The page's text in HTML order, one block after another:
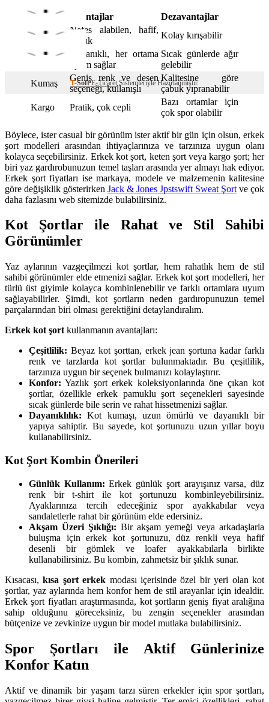
Malzeme Avantajlar
Dezavantajlar
Keten
Nefes alabilen, hafif,
yazlık
Kolay kırışabilir
Denim
Dayanıklı, her ortama
uyum sağlar
Sıcak günlerde ağır
gelebilir
Kumaş
Geniş renk ve desen
seçeneği, kullanışlı
Kalitesine göre
çabuk yıpranabilir
Kargo
Pratik, çok cepli
Bazı ortamlar için
çok spor olabilir
Böylece, ister casual bir görünüm ister aktif bir gün için olsun, erkek
şort modelleri arasından ihtiyaçlarınıza ve tarzınıza uygun olanı
kolayca seçebilirsiniz. Erkek kot şort, keten şort veya kargo şort; her
biri yaz gardırobunuzun temel taşları arasında yer almayı hak ediyor.
Erkek şort fiyatları ise markaya, modele ve malzemenin kalitesine
göre değişiklik gösterirken Jack & Jones Jpstswift Sweat Şort ve çok
daha fazlasını web sitemizde bulabilirsiniz.
Kot Şortlar ile Rahat ve Stil Sahibi
Görünümler
Yaz aylarının vazgeçilmezi kot şortlar, hem rahatlık hem de stil
sahibi görünümler elde etmenizi sağlar. Erkek kot şort modelleri, her
türlü üst giyimle kolayca kombinlenebilir ve farklı ortamlara uyum
sağlayabilirler. Şimdi, kot şortların neden gardıropunuzun temel
parçalarından biri olması gerektiğini detaylandıralım.
Erkek kot şort kullanmanın avantajları:
Çeşitlilik: Beyaz kot şorttan, erkek jean şortuna kadar farklı
renk ve tarzlarda kot şortlar bulunmaktadır. Bu çeşitlilik,
tarzınıza uygun bir seçenek bulmanızı kolaylaştırır.
Konfor: Yazlık şort erkek koleksiyonlarında öne çıkan kot
şortlar, özellikle erkek pamuklu şort seçenekleri sayesinde
sıcak günlerde bile serin ve rahat hissetmenizi sağlar.
Dayanıklılık: Kot kumaşı, uzun ömürlü ve dayanıklı bir
yapıya sahiptir. Bu sayede, kot şortunuzu uzun yıllar boyu
kullanabilirsiniz.
Kot Şort Kombin Önerileri
Günlük Kullanım: Erkek günlük şort arayışınız varsa, düz
renk bir t-shirt ile kot şortunuzu kombinleyebilirsiniz.
Ayaklarınıza tercih edeceğiniz spor ayakkabılar veya
sandaletlerle rahat bir görünüm elde edersiniz.
Akşam Üzeri Şıklığı: Bir akşam yemeği veya arkadaşlarla
buluşma için erkek kot şortunuzu, düz renkli veya hafif
desenli bir gömlek ve loafer ayakkabılarla birlikte
kullanabilirsiniz. Bu kombin, zahmetsiz bir şıklık sunar.
Kısacası,kısa şort erkek modası içerisinde özel bir yeri olan kot
şortlar, yaz aylarında hem konfor hem de stil arayanlar için idealdir.
Erkek şort fiyatları araştırmasında, kot şortların geniş fiyat aralığına
sahip olduğunu göreceksiniz, bu zengin seçenekler arasından
bütçenize ve zevkinize uygun bir model mutlaka bulabilirsiniz.
Spor Şortları ile Aktif Günlerinize
Konfor Katın
Aktif ve dinamik bir yaşam tarzı süren erkekler için spor şortları,
T-SoftE-Ticaret Sistemleriyle Hazırlanmıştır.